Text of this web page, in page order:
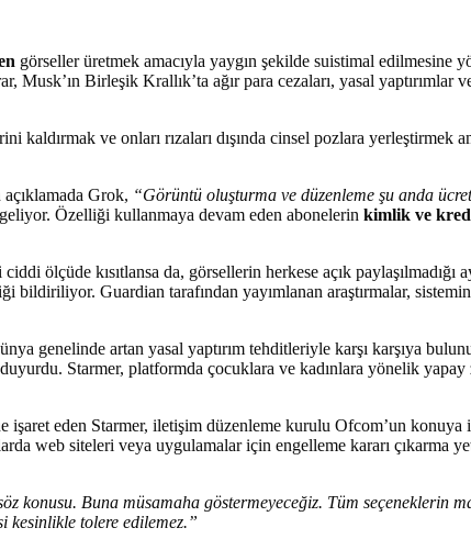
görseller üretmek amacıyla yaygın şekilde suistimal edilmesine
Musk’ın Birleşik Krallık’ta ağır para cezaları, yasal
kaldırmak ve onları rızaları dışında cinsel pozlara yerleştirmek
Grok, “Görüntü oluşturma ve düzenleme şu anda
geliyor. Özelliği kullanmaya devam eden abonelerin kimlik ve
ölçüde kısıtlansa da, görsellerin herkese açık paylaşılmadığı
bildiriliyor. Guardian tarafından yayımlanan araştırmalar, sistemin
genelinde artan yasal yaptırım tehditleriyle karşı karşıya
duyurdu. Starmer, platformda çocuklara ve kadınlara yönelik
eden Starmer, iletişim düzenleme kurulu Ofcom’un
web siteleri veya uygulamalar için engelleme kararı çıkarma
konusu. Buna müsamaha göstermeyeceğiz. Tüm seçeneklerin
kesinlikle tolere edilemez.”